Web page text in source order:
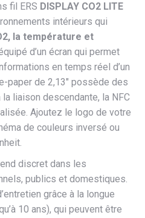
fil ERS DISPLAY CO2 LITE
intérieurs qui
la température et
d’un écran qui permet
en temps réel d’un
paper de 2,13″ possède des
liaison descendante, la NFC
Ajoutez le logo de votre
de couleurs inversé ou
discret dans les
publics et domestiques.
grâce à la longue
10 ans), qui peuvent être